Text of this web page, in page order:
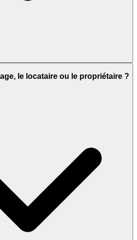
le locataire ou le propriétaire ?